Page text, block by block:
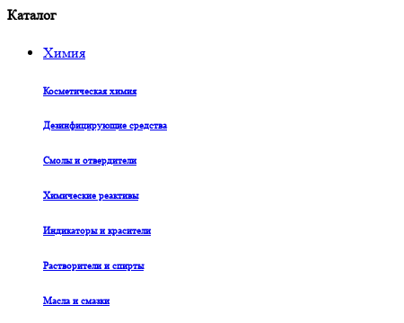
Каталог
Химия
Косметическая химия
Дезинфицирующие средства
Смолы и отвердители
Химические реактивы
Индикаторы и красители
Растворители и спирты
Масла и смазки